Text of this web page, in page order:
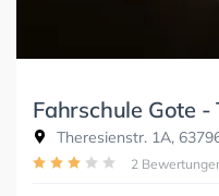
Fahrschule Gote -
Theresienstr. 1A,
2